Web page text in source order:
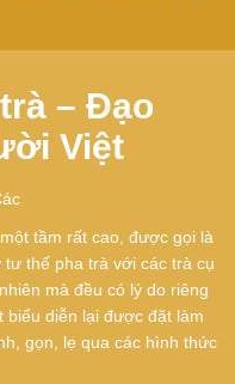
– Đạo
Việt
tầm rất cao, được gọi là
thế pha trà với các trà cụ
mà đều có lý do riêng
biểu diễn lại được đặt làm
gọn, lẹ qua các hình thức